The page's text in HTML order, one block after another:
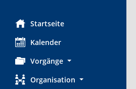
Startseite
Kalender
Vorgänge
Organisation